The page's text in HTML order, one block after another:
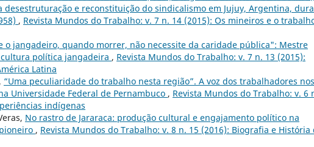
desestruturação e reconstituição do sindicalismo em Jujuy, Argentina,
, Revista Mundos do Trabalho: v. 7 n. 14 (2015): Os mineiros e o
o jangadeiro, quando morrer, não necessite da caridade pública": Mestre
política jangadeira , Revista Mundos do Trabalho: v. 7 n. 13 (2015):
Latina
“Uma peculiaridade do trabalho nesta região”. A voz dos trabalhadores nos
Universidade Federal de Pernambuco , Revista Mundos do Trabalho: v. 6
indígenas
No rastro de Jararaca: produção cultural e engajamento político na
, Revista Mundos do Trabalho: v. 8 n. 15 (2016): Biografia e História